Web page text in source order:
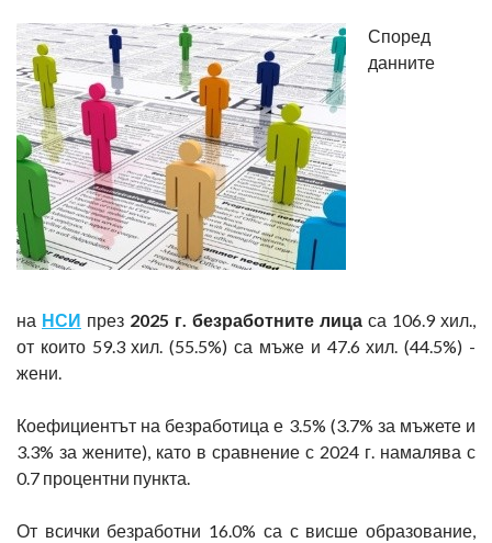
Според
данните
на НСИ през 2025 г. безработните лица са 106.9 хил.,
от които 59.3 хил. (55.5%) са мъже и 47.6 хил. (44.5%) -
жени.
Коефициентът на безработица е 3.5% (3.7% за мъжете и
3.3% за жените), като в сравнение с 2024 г. намалява с
0.7 процентни пункта.
От всички безработни 16.0% са с висше образование,